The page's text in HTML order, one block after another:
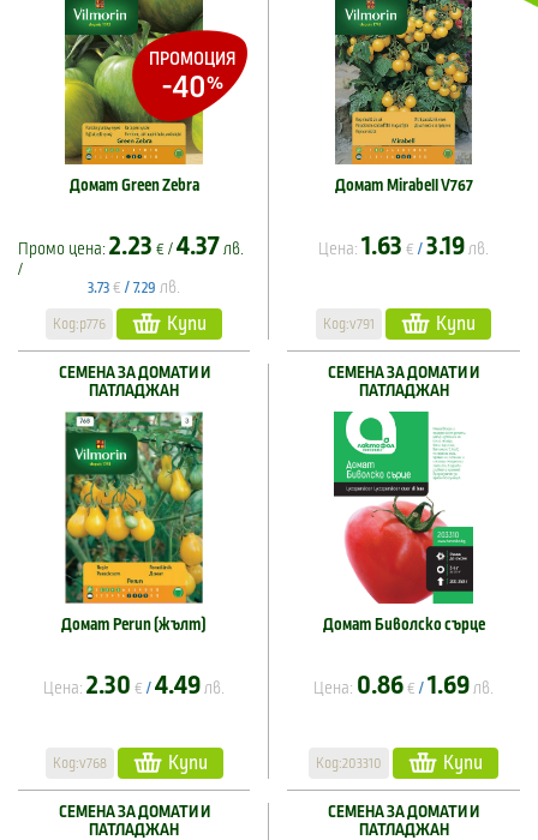
ПРОМОЦИЯ
-40%
Домат Green Zebra
Промо цена: 2.23 € / 4.37 лв.
/
3.73 € / 7.29 лв.
Код:p776 Купи
Домат Mirabell V767
Цена: 1.63 € / 3.19 лв.
Код:v791 Купи
СЕМЕНА ЗА ДОМАТИ И
ПАТЛАДЖАН
Домат Perun (жълт)
Цена: 2.30 € / 4.49 лв.
Код:v768 Купи
СЕМЕНА ЗА ДОМАТИ И
ПАТЛАДЖАН
Домат Биволско сърце
Цена: 0.86 € / 1.69 лв.
Код:203310 Купи
СЕМЕНА ЗА ДОМАТИ И
ПАТЛАДЖАН
СЕМЕНА ЗА ДОМАТИ И
ПАТЛАДЖАН